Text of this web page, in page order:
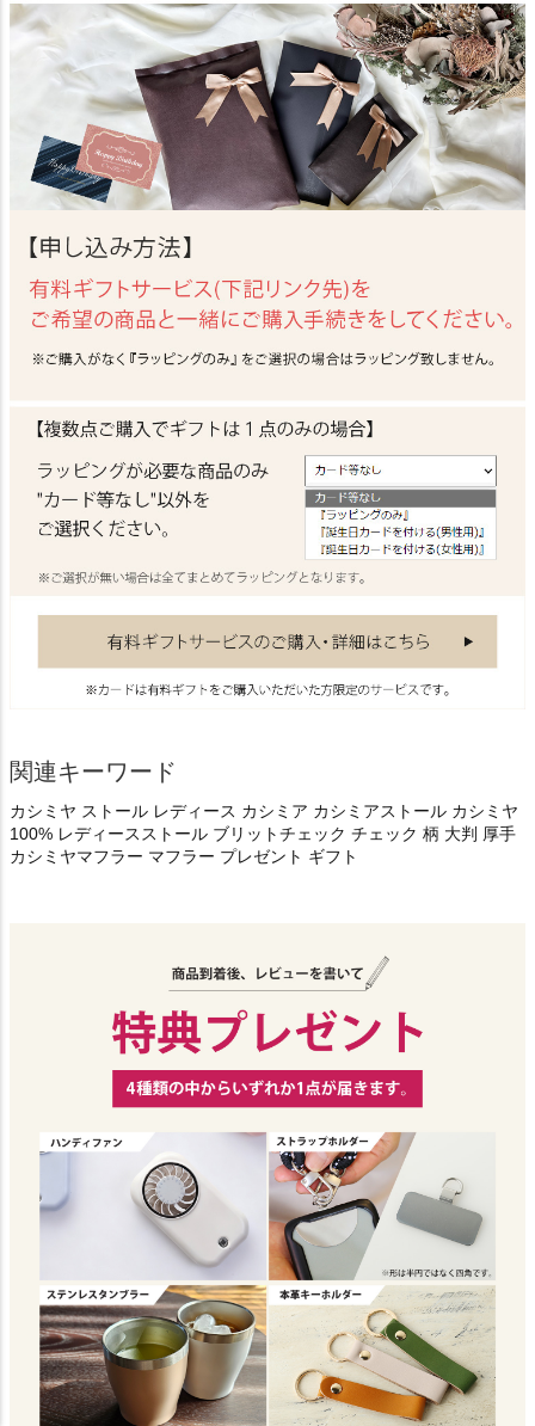
関連キーワード
カシミヤ ストール レディース カシミア カシミアストール カシミヤ
100% レディースストール ブリットチェック チェック 柄 大判 厚手
カシミヤマフラー マフラー プレゼント ギフト